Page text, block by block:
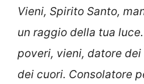
Vieni, Spirito Santo,
un raggio della tua
poveri, vieni, datore
dei cuori. Consolatore